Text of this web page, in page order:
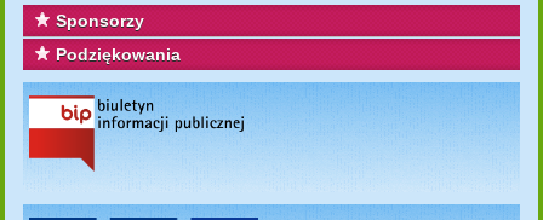
Sponsorzy
Podziękowania